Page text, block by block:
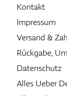
Kontakt
Impressum
Versand &
Rückgabe,
Datenschutz
Alles Ueber